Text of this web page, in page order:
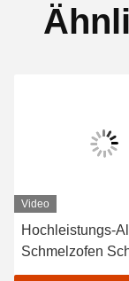
Video
Hochleistungs-
Schmelzofen